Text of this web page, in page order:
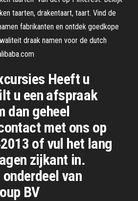
taarten, drakentaart, taart. Vind de
fabrikanten en ontdek goedkope
draak namen voor de dutch
Heeft u
u een afspraak
dan geheel
met ons op
of vul het lang
zijkant in.
van
BV